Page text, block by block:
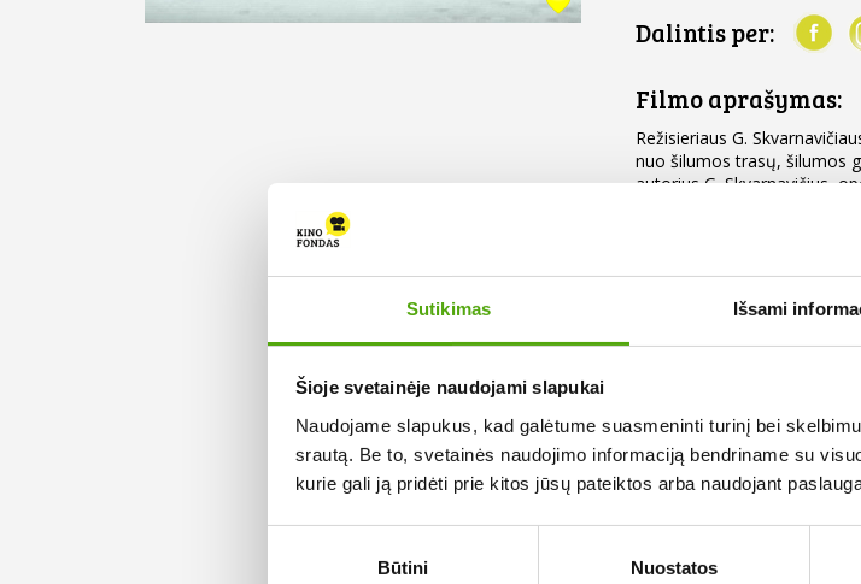
Sutikimas Išsami
Šioje svetainėje naudojami slapukai
Naudojame slapukus, kad galėtume suasmeninti turinį bei
srautą. Be to, svetainės naudojimo informaciją bendriname su
kurie gali ją pridėti prie kitos jūsų pateiktos arba naudojant
Būtini Nuostatos
Dalintis per:
Filmo aprašymas:
Režisieriaus G.
nuo šilumos trasų, šilumos
autorius G. Skvarnavičius,
Dokumentinis
Žanras:
Metai: